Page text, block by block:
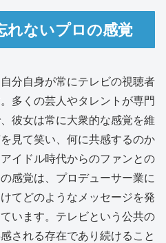
れないプロの感覚
分自身が常にテレビの視聴者
多くの芸人やタレントが専門
彼女は常に大衆的な感覚を維
見て笑い、何に共感するのか
イドル時代からのファンとの
感覚は、プロデューサー業に
てどのようなメッセージを発
います。テレビという公共の
される存在であり続けること